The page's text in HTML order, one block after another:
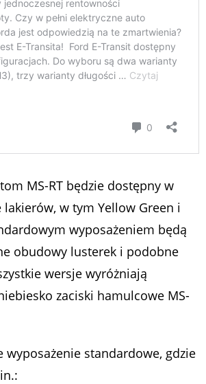
MS-RT będzie dostępny w
lakierów, w tym Yellow Green i
wyposażeniem będą
obudowy lusterek i podobne
wersje wyróżniają
zaciski hamulcowe MS-
wyposażenie standardowe, gdzie